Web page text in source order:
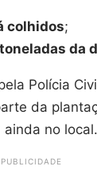
colhidos;
da
Polícia
da
no local.
PUBLICIDADE